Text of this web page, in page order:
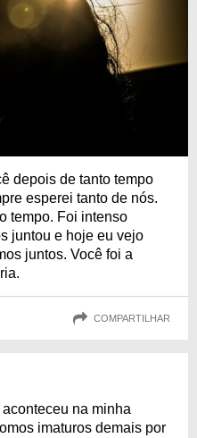
depois de tanto tempo
esperei tanto de nós.
tempo. Foi intenso
juntou e hoje eu vejo
juntos. Você foi a
COMPARTILHAR
na minha
imaturos demais por